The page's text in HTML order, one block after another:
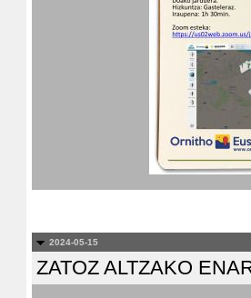
2024-05-15
ZATOZ ALTZAKO